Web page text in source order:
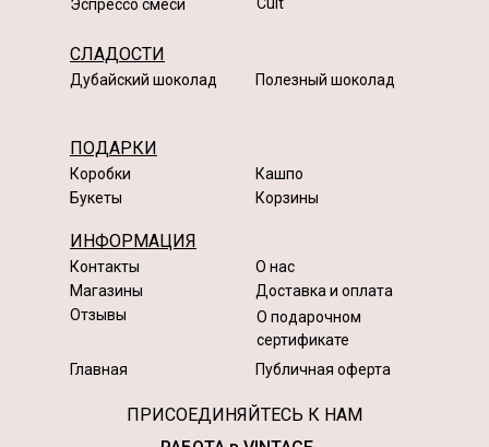
Cult
Эспрессо смеси
СЛАДОСТИ
Дубайский шоколад Полезный шоколад
ПОДАРКИ
Коробки
Букеты
Кашпо
Корзины
ИНФОРМАЦИЯ
Контакты
Магазины
Отзывы
О нас
Доставка и оплата
Публичная оферта
Главная
ПРИСОЕДИНЯЙТЕСЬ К НАМ
О подарочном
сертификате